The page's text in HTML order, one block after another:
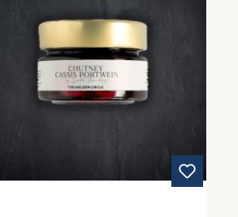
frisches Topping.